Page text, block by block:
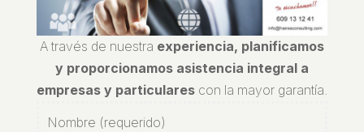
A través de nuestra experiencia, planificamos
y proporcionamos asistencia integral a
empresas y particularescon la mayor garantía.
Nombre (requerido)